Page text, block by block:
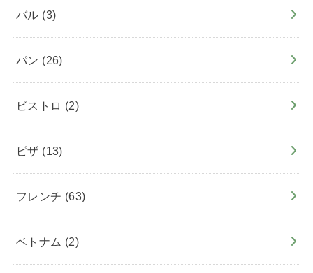
バル (3)
パン (26)
ビストロ (2)
ピザ (13)
フレンチ (63)
ベトナム (2)